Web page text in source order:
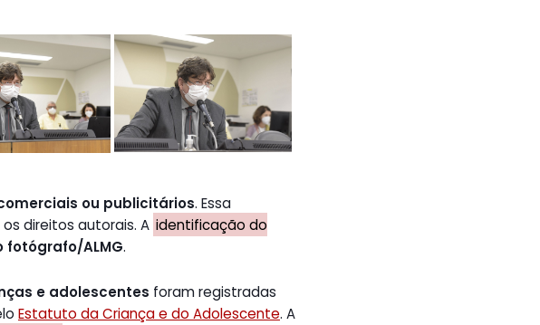
ou publicitários. Essa
direitos autorais. A identificação do
fotógrafo/ALMG.
e adolescentes foram registradas
Estatuto da Criança e do Adolescente. A